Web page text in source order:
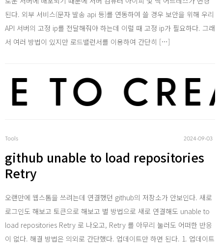
Php
asp
된다. 외부 서비스(문자 발송 api 등)를 연동하여 쓸 경우 보안을 위해 우리
API 서버의 고정 ip를 전달해줘야 하는데 이럴 때 고정 ip가 필요하다. 그래
서 여러 방법이 있지만 로드밸런서를 이용하여 간단히 […]
TO
Tools 2024‧09‧03
github unable to load repositories
Retry
오랜만에 웹스톰을 쓰려는데 연결했던 github의 저장소가 안보인다. 새로
로그인도 해보고 토큰으로 해보고 별 방법으로 새로 연결해도 unable to
load repositories Retry 로 나오고, Retry 를 아무리 눌러도 어떠한 반응
이 없다. 해결 방법은 의외로 간단했다. 업데이트만 하면 된다. 1. 업데이트